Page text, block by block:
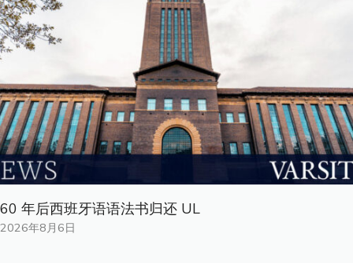
60 年后西班牙语语法书归还 UL
2026年8月6日